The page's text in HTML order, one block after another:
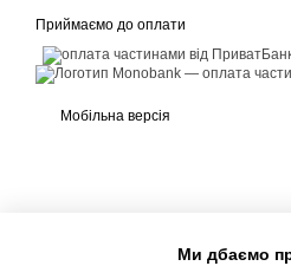
Приймаємо до оплати
Мобільна версія
Ми дбаємо